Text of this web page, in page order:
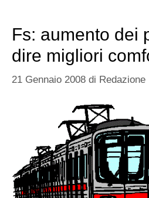
Fs: aumento dei
dire migliori
21 Gennaio 2008 di Redazione